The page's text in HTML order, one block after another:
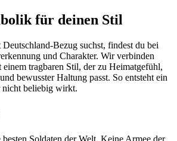
für deinen Stil
Bezug suchst, findest du bei
und Charakter. Wir verbinden
tragbaren Stil, der zu Heimatgefühl,
bewusster Haltung passt. So entsteht ein
nicht beliebig wirkt.
Soldaten der Welt. Keine Armee der